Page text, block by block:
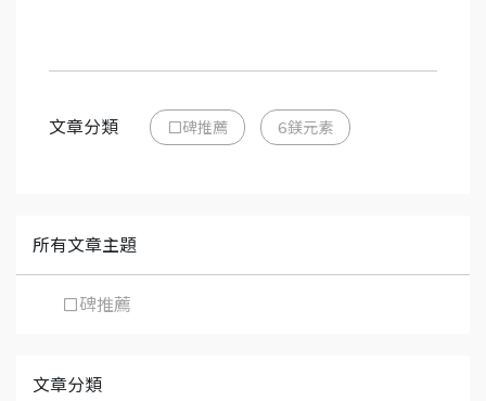
文章分類 口碑推薦 6鎂元素
所有文章主題
口碑推薦
文章分類